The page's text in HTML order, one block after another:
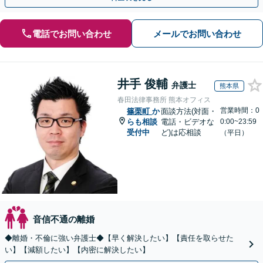
電話でお問い合わせ メールでお問い合わせ
井手 俊輔 弁護士 熊本県
春田法律事務所 熊本オフィス
篠栗町 か
らも相談
受付中
面談方法(対面・
電話・ビデオな
ど)は応相談
営業時間：0
0:00~23:59
（平日）
音信不通の離婚
◆離婚・不倫に強い弁護士◆【早く解決したい】【責任を取らせた
い】【減額したい】【内密に解決したい】